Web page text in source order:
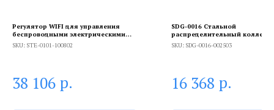
Регулятор WIFI для управления
беспроводными электрическими
приводами, ST-8s WIFI, черный
SKU: STE-0101-100802
38 106 р.
SDG-0016 Стальной
распределительный
отопительных контура. В
теплоизоляции DN 20
SKU: SDG-0016-002503
16 368 р.